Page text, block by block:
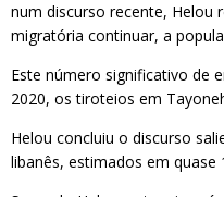
num discurso recente, Helou
migratória continuar, a
Este número significativo de
2020, os tiroteios em
Helou concluiu o discurso
libanês, estimados em